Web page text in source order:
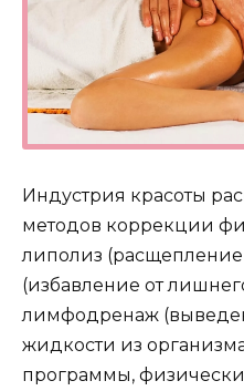
Индустрия красоты
методов коррекции
липолиз
(избавление от
лимфодренаж
жидкости из
программы,